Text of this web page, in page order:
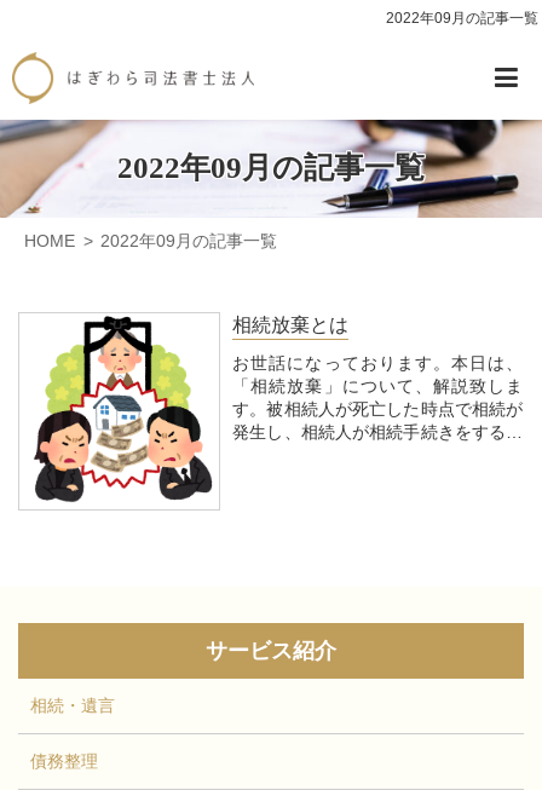
2022年09月の記事一覧
2022年09月の記事一覧
HOME 2022年09月の記事一覧
相続放棄とは
お世話になっております。本日は、
「相続放棄」について、解説致しま
す。被相続人が死亡した時点で相続が
発生し、相続人が相続手続きをする必
サービス紹介
相続・遺言
債務整理